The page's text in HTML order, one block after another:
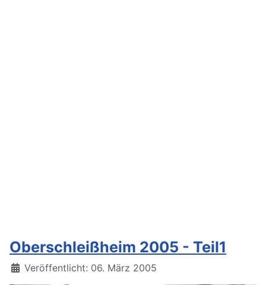
Oberschleißheim 2005 - Teil1
Details
Veröffentlicht: 06. März 2005